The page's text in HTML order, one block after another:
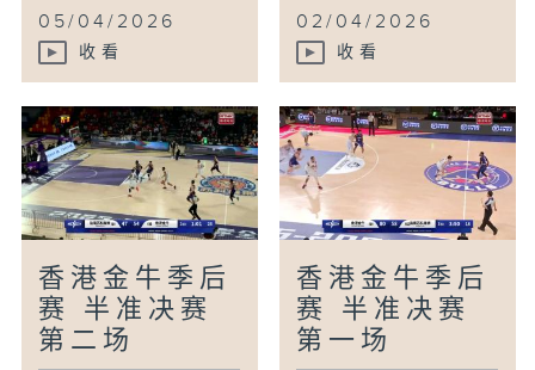
05/04/2026
收看
02/04/2026
收看
香港金牛季后
赛 半准决赛
第二场
香港金牛季后
赛 半准决赛
第一场